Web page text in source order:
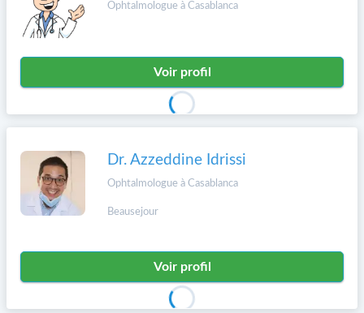
Ophtalmologue à Casablanca
Voir profil
Dr. Azzeddine Idrissi
Ophtalmologue à Casablanca
Beausejour
Voir profil